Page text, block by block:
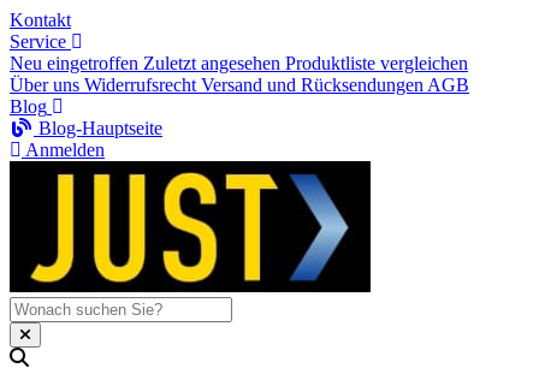
Kontakt
Service
Neu eingetroffen Zuletzt angesehen Produktliste vergleichen
Über uns Widerrufsrecht Versand und Rücksendungen AGB
Blog
Blog-Hauptseite
Anmelden